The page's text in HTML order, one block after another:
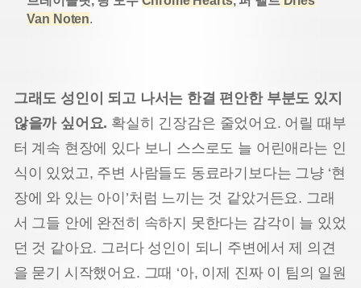
Van Noten.
그래도 성인이 되고 나서는 한결 편안한 부분도 있지
않을까 싶어요. 확실히 긴장감은 줄었어요. 어릴 때부
터 계속 현장에 있다 보니 스스로도 늘 어린애라는 인
식이 있었고, 주변 사람들도 동료라기보다는 그냥 ‘현
장에 와 있는 아이’처럼 느끼는 것 같았거든요. 그래
서 그들 안에 완전히 속하지 못한다는 감각이 늘 있었
던 것 같아요. 그러다 성인이 되니 주변에서 제 의견
을 묻기 시작했어요. 그때 ‘아, 이제 진짜 이 팀의 일원